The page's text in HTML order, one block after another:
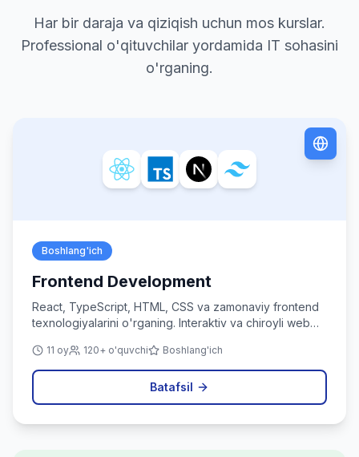
Har bir daraja va qiziqish uchun mos kurslar.
Professional o'qituvchilar yordamida IT sohasini
o'rganing.
Boshlang'ich
Frontend Development
React, TypeScript, HTML, CSS va zamonaviy frontend
texnologiyalarini o'rganing. Interaktiv va chiroyli web
11 oy 120+ o'quvchi Boshlang'ich
Batafsil